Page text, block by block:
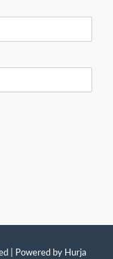
| Powered by Hurja